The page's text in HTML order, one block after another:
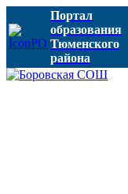
Портал
образования
Тюменского
района